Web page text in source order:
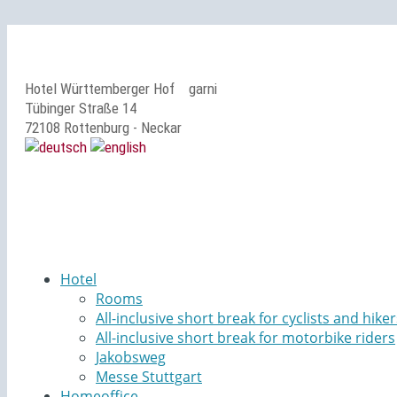
Hotel Württemberger Hof
garni
Tübinger Straße 14
72108 Rottenburg - Neckar
Hotel
Rooms
All-inclusive short break for cyclists and
All-inclusive short break for motorbike riders
Jakobsweg
Messe Stuttgart